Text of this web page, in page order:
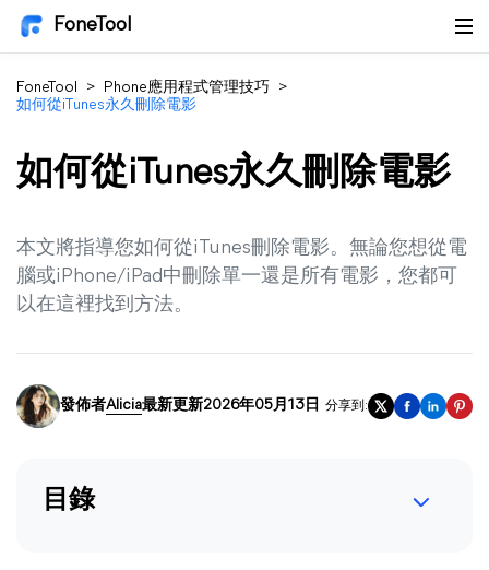
FoneTool
FoneTool > Phone應用程式管理技巧
>
如何從iTunes永久刪除電影
如何從iTunes永久刪除電影
本文將指導您如何從iTunes刪除電影。無論您想從電
腦或iPhone/iPad中刪除單一還是所有電影，您都可
以在這裡找到方法。
發佈者Alicia最新更新2026年05月13日 分享到:
目錄